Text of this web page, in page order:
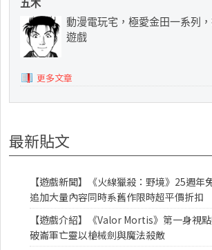
五木
動漫電玩宅，極愛金田一系列
遊戲
更多文章
最新貼文
【遊戲新聞】《火線獵殺：野境》25週年
追加大量內容同時系舊作限時超平價折扣
【遊戲介紹】《Valor Mortis》第一身視
破崙軍亡靈以槍械劍與魔法殺敵